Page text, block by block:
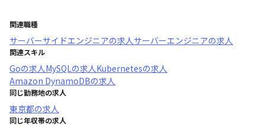
関連職種
サーバーサイドエンジニアの求人サーバーエンジニアの求人
関連スキル
Goの求人MySQLの求人Kubernetesの求人
Amazon DynamoDBの求人
同じ勤務地の求人
東京都の求人
同じ年収帯の求人